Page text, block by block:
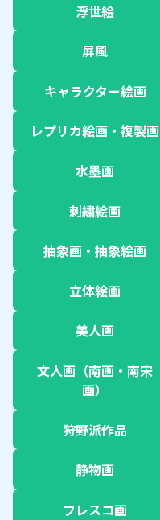
浮世絵
屏風
キャラクター絵画
レプリカ絵画・複製画
水墨画
刺繍絵画
抽象画・抽象絵画
立体絵画
美人画
文人画（南画・南宋
画）
狩野派作品
静物画
フレスコ画